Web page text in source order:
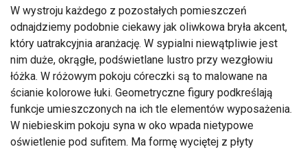
W wystroju każdego z pozostałych pomieszczeń
odnajdziemy podobnie ciekawy jak oliwkowa bryła akcent,
który uatrakcyjnia aranżację. W sypialni niewątpliwie jest
nim duże, okrągłe, podświetlane lustro przy wezgłowiu
łóżka. W różowym pokoju córeczki są to malowane na
ścianie kolorowe łuki. Geometryczne figury podkreślają
funkcje umieszczonych na ich tle elementów wyposażenia.
W niebieskim pokoju syna w oko wpada nietypowe
oświetlenie pod sufitem. Ma formę wyciętej z płyty